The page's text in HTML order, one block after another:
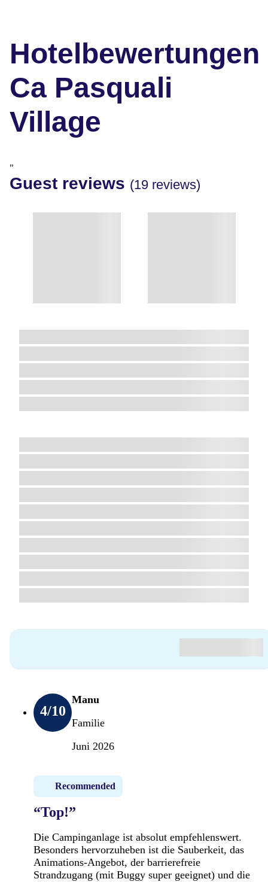
Hotelbewertungen
Ca Pasquali
Village
"
Guest reviews (19 reviews)
4/10
Manu
Familie
Juni 2026
Recommended
“Top!”
Die Campinganlage ist absolut empfehlenswert.
Besonders hervorzuheben ist die Sauberkeit, das
Animations-Angebot, der barrierefreie
Strandzugang (mit Buggy super geeignet) und die